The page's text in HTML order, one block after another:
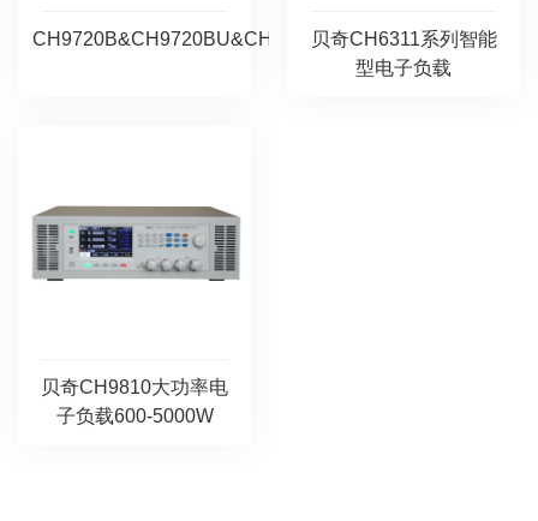
CH9720B&CH9720BU&CH9720C&CH9720CU
贝奇CH6311系列智能
型电子负载
贝奇CH9810大功率电
子负载600-5000W